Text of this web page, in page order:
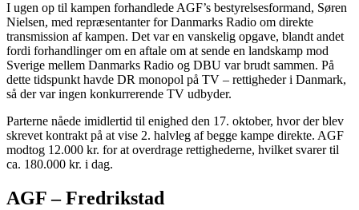
I ugen op til kampen forhandlede AGF’s bestyrelsesformand, Søren
Nielsen, med repræsentanter for Danmarks Radio om direkte
transmission af kampen. Det var en vanskelig opgave, blandt andet
fordi forhandlinger om en aftale om at sende en landskamp mod
Sverige mellem Danmarks Radio og DBU var brudt sammen. På
dette tidspunkt havde DR monopol på TV – rettigheder i Danmark,
så der var ingen konkurrerende TV udbyder.
Parterne nåede imidlertid til enighed den 17. oktober, hvor der blev
skrevet kontrakt på at vise 2. halvleg af begge kampe direkte. AGF
modtog 12.000 kr. for at overdrage rettighederne, hvilket svarer til
ca. 180.000 kr. i dag.
AGF – Fredrikstad